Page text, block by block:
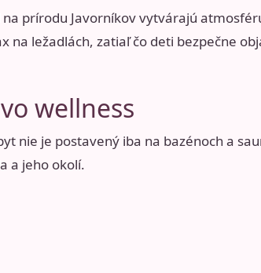
prírodu Javorníkov vytvárajú
na ležadlách, zatiaľ čo deti bezpečne
wellness
nie je postavený iba na bazénoch a
a jeho okolí.